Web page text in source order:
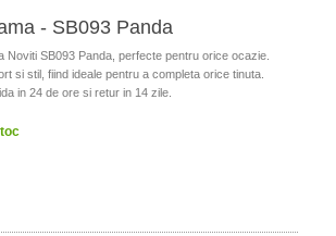
- SB093 Panda
Noviti SB093 Panda, perfecte pentru orice ocazie.
si stil, fiind ideale pentru a completa orice tinuta.
in 24 de ore si retur in 14 zile.